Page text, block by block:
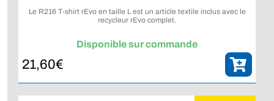
Le R216 T-shirt rEvo en taille L est un article textile inclus avec le
recycleur rEvo complet.
Disponible sur commande
21,60€